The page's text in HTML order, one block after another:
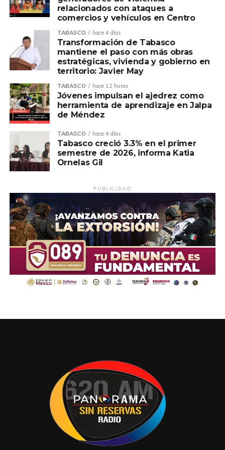
Asimismo, afirmó que la política de Pemex entiende que
el desarrollo no solo se mide por la actividad productiva,
sino también por el bienestar de las personas y de las
comunidades que, durante décadas, han contribuido al
crecimiento de la industria energética de nuestro país.
refleja en acciones concretas que generan bienestar y
demuestran que la colaboración entre instituciones puede
traducirse en resultados que transforman la vida del
Finalmente, reiteró que el Gobierno de Comalcalco
siempre estará abierto a construir acuerdos, sumar
voluntades y aprovechar cada oportunidad para mejorar
la calidad de vida de las familias, porque los grandes retos
se enfrentan trabajando en equipo, con responsabilidad,
diálogo y compromiso.
Compartir en:
relacionados con ataques a
comercios y vehículos en Centro
TABASCO hace 4 días
Transformación de Tabasco
mantiene el paso con más obras
estratégicas, vivienda y gobierno en
territorio: Javier May
TABASCO hace 12 horas
Jóvenes impulsan el ajedrez como
herramienta de aprendizaje en Jalpa
de Méndez
TABASCO hace 4 días
Tabasco creció 3.3% en el primer
semestre de 2026, informa Katia
Ornelas Gil
PUBLICIDAD